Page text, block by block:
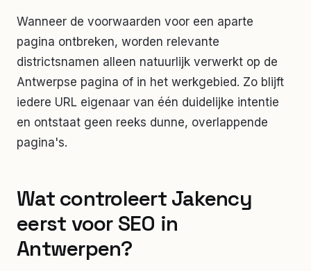
Wanneer de voorwaarden voor een aparte
pagina ontbreken, worden relevante
districtsnamen alleen natuurlijk verwerkt op de
Antwerpse pagina of in het werkgebied. Zo blijft
iedere URL eigenaar van één duidelijke intentie
en ontstaat geen reeks dunne, overlappende
pagina's.
Wat controleert Jakency
eerst voor SEO in
Antwerpen?